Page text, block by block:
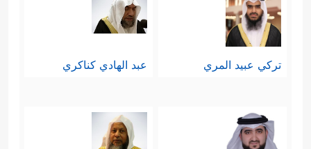
تركي عبيد المري عبد الهادي كناكري